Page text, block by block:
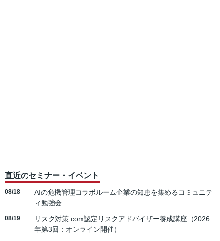
直近のセミナー・イベント
08/18
AIの危機管理コラボルーム企業の知恵を集めるコミュニテ
ィ勉強会
08/19
リスク対策.com認定リスクアドバイザー養成講座（2026
年第3回：オンライン開催）